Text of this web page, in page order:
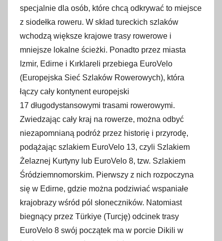
specjalnie dla osób, które chcą odkrywać to miejsce
z siodełka roweru. W skład tureckich szlaków
wchodzą większe krajowe trasy rowerowe i
mniejsze lokalne ścieżki. Ponadto przez miasta
Izmir, Edirne i Kırklareli przebiega EuroVelo
(Europejska Sieć Szlaków Rowerowych), która
łączy cały kontynent europejski
17 długodystansowymi trasami rowerowymi.
Zwiedzając cały kraj na rowerze, można odbyć
niezapomnianą podróż przez historię i przyrodę,
podążając szlakiem EuroVelo 13, czyli Szlakiem
Żelaznej Kurtyny lub EuroVelo 8, tzw. Szlakiem
Śródziemnomorskim. Pierwszy z nich rozpoczyna
się w Edirne, gdzie można podziwiać wspaniałe
krajobrazy wśród pól słoneczników. Natomiast
biegnący przez Türkiye (Turcję) odcinek trasy
EuroVelo 8 swój początek ma w porcie Dikili w